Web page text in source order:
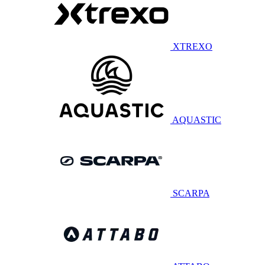
XTREXO
AQUASTIC
SCARPA